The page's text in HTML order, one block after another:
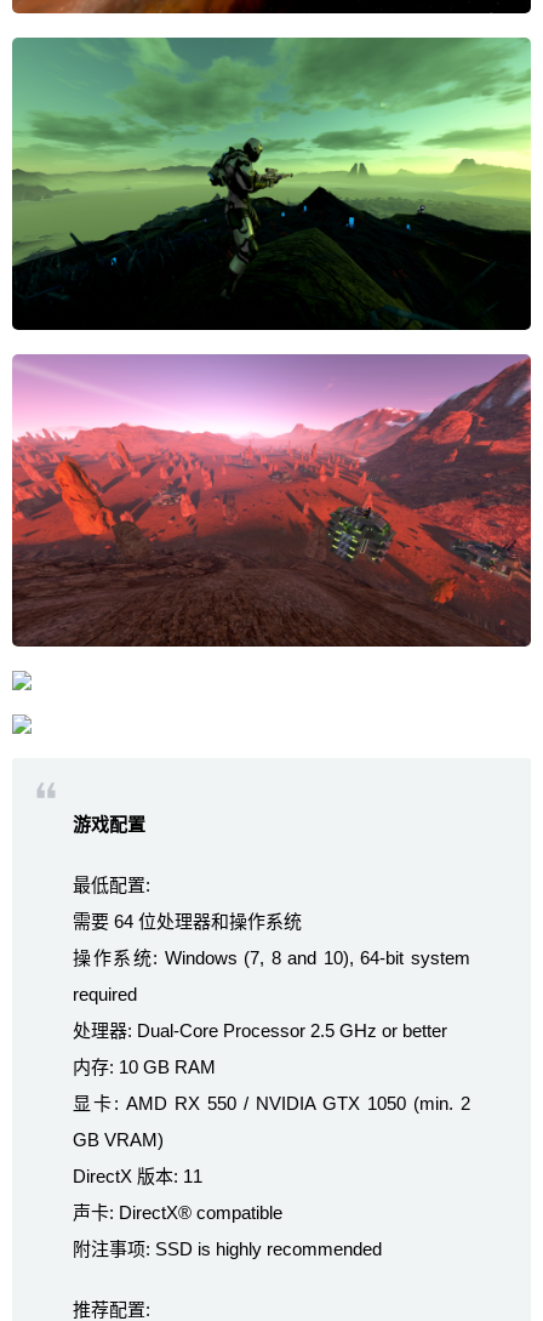
游戏配置
最低配置:
需要 64 位处理器和操作系统
操作系统: Windows (7, 8 and 10), 64-bit system
required
处理器: Dual-Core Processor 2.5 GHz or better
内存: 10 GB RAM
显卡: AMD RX 550 / NVIDIA GTX 1050 (min. 2
GB VRAM)
DirectX 版本: 11
声卡: DirectX® compatible
附注事项: SSD is highly recommended
推荐配置: